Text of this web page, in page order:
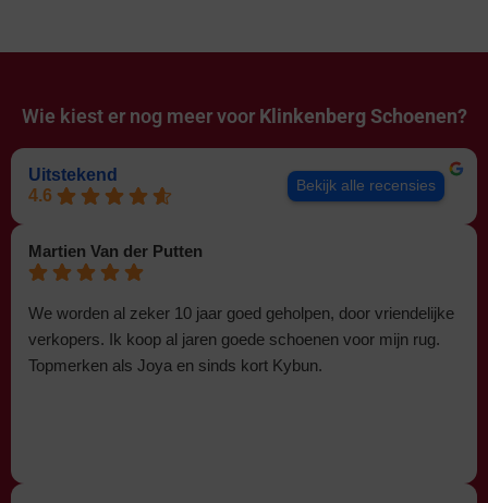
Wie kiest er nog meer voor Klinkenberg Schoenen?
Uitstekend
4.6
Bekijk alle recensies
Martien Van der Putten
We worden al zeker 10 jaar goed geholpen, door vriendelijke
verkopers. Ik koop al jaren goede schoenen voor mijn rug.
Topmerken als Joya en sinds kort Kybun.